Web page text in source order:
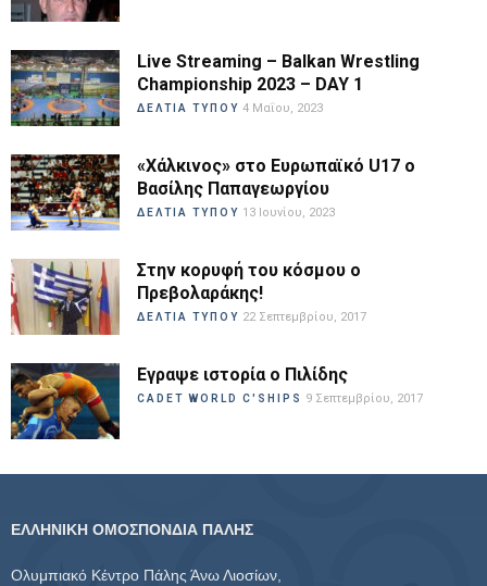
Live Streaming – Balkan Wrestling
Championship 2023 – DAY 1
ΔΕΛΤΙΑ ΤΥΠΟΥ 4 Μαΐου, 2023
«Χάλκινος» στο Ευρωπαϊκό U17 ο
Βασίλης Παπαγεωργίου
ΔΕΛΤΙΑ ΤΥΠΟΥ 13 Ιουνίου, 2023
Στην κορυφή του κόσμου ο
Πρεβολαράκης!
ΔΕΛΤΙΑ ΤΥΠΟΥ 22 Σεπτεμβρίου, 2017
Εγραψε ιστορία ο Πιλίδης
CADET WORLD C'SHIPS 9 Σεπτεμβρίου, 2017
ΕΛΛΗΝΙΚΗ ΟΜΟΣΠΟΝΔΙΑ ΠΑΛΗΣ
Ολυμπιακό Κέντρο Πάλης Άνω Λιοσίων,